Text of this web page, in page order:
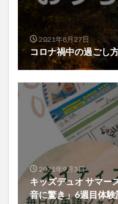
2021年8月27日
コロナ禍中の過ごし
2021年9月3日
キッズデュオ サマー
音に驚き」6週目体験